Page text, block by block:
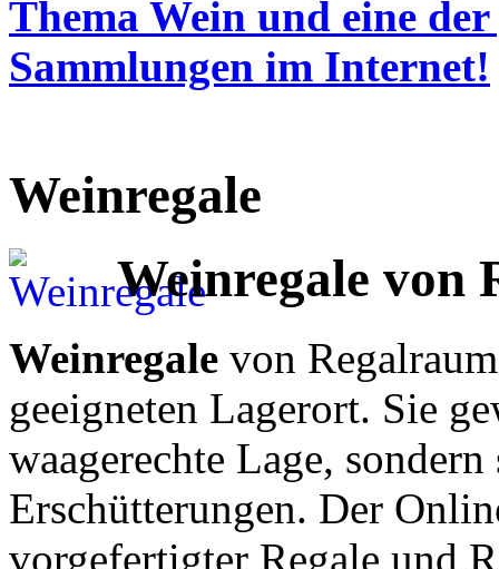
Thema Wein und eine
Sammlungen im Internet!
Weinregale
Weinregale von
Weinregale von
geeigneten Lagerort. Sie
waagerechte Lage,
Erschütterungen. Der
vorgefertigter Regale und